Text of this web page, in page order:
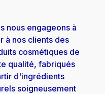
nous engageons à
à nos clients des
cosmétiques de
qualité, fabriqués
d'ingrédients
soigneusement